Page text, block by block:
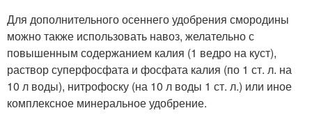
Для дополнительного осеннего удобрения смородины
можно также использовать навоз, желательно с
повышенным содержанием калия (1 ведро на куст),
раствор суперфосфата и фосфата калия (по 1 ст. л. на
10 л воды), нитрофоску (на 10 л воды 1 ст. л.) или иное
комплексное минеральное удобрение.